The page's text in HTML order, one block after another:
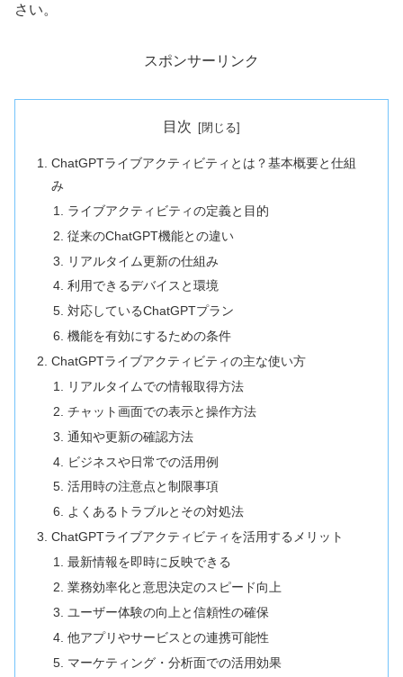
さい。
スポンサーリンク
目次
ChatGPTライブアクティビティとは？基本概要と仕組
み
ライブアクティビティの定義と目的
従来のChatGPT機能との違い
リアルタイム更新の仕組み
利用できるデバイスと環境
対応しているChatGPTプラン
機能を有効にするための条件
ChatGPTライブアクティビティの主な使い方
リアルタイムでの情報取得方法
チャット画面での表示と操作方法
通知や更新の確認方法
ビジネスや日常での活用例
活用時の注意点と制限事項
よくあるトラブルとその対処法
ChatGPTライブアクティビティを活用するメリット
最新情報を即時に反映できる
業務効率化と意思決定のスピード向上
ユーザー体験の向上と信頼性の確保
他アプリやサービスとの連携可能性
マーケティング・分析面での活用効果